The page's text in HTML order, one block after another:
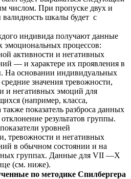
числом. При пропуске двух и
валидность шкалы будет с
индивида получают данные
процессов:
активности и негативных
— и характере их проявления в
На основании индивидуальных
значения тревожности,
и негативных эмоций для
(например, класса,
показатель разброса данных
результатов группы.
уровней
тревожности и негативных
в обычном состоянии и на
группах. Данные для VII —X
(см. ниже).
по методике Спилбергера